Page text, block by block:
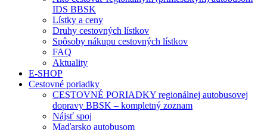
IDS BBSK
Lístky a ceny
Druhy cestovných lístkov
Spôsoby nákupu cestovných lístkov
FAQ
Aktuality
E-SHOP
Cestovné poriadky
CESTOVNÉ PORIADKY regionálnej autobusovej
dopravy BBSK – kompletný zoznam
Nájsť spoj
Maďarsko autobusom